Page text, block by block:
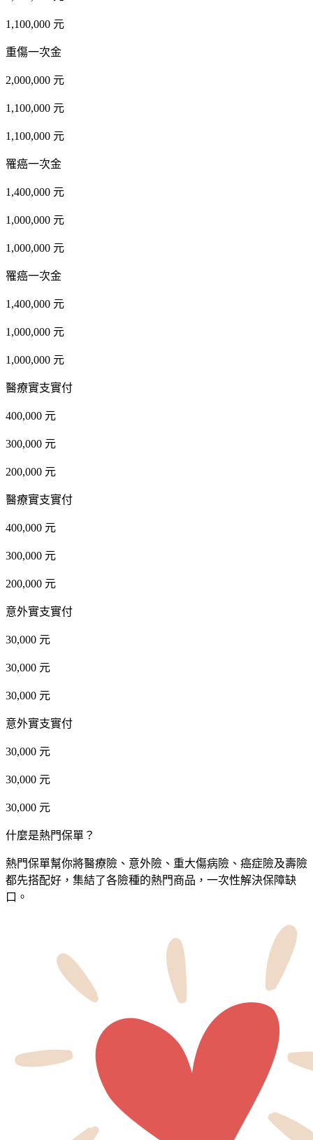
1,100,000 元
重傷一次金
2,000,000 元
1,100,000 元
1,100,000 元
罹癌一次金
1,400,000 元
1,000,000 元
1,000,000 元
罹癌一次金
1,400,000 元
1,000,000 元
1,000,000 元
醫療實支實付
400,000 元
300,000 元
200,000 元
醫療實支實付
400,000 元
300,000 元
200,000 元
意外實支實付
30,000 元
30,000 元
30,000 元
意外實支實付
30,000 元
30,000 元
30,000 元
什麼是熱門保單？
熱門保單幫你將醫療險、意外險、重大傷病險、癌症險及壽險
都先搭配好，集結了各險種的熱門商品，一次性解決保障缺
口。